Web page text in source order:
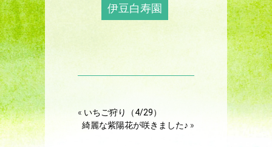
伊豆白寿園
« いちご狩り（4/29）
綺麗な紫陽花が咲きました♪ »